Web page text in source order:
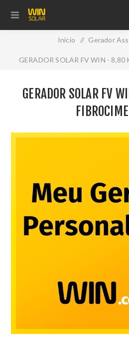
Início / Gerador
GERADOR SOLAR FV WIN -
GERADOR SOLAR FV